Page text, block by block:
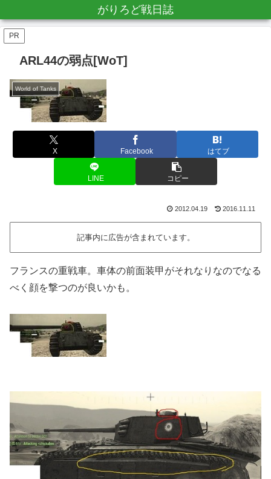
がりろど戦日誌
PR
ARL44の弱点[WoT]
World of Tanks
X Facebook はてブ
LINE コピー
2012.04.19 2016.11.11
記事内に広告が含まれています。
フランスの重戦車。車体の前面装甲がそれなりなのでなる
べく顔を撃つのが良いかも。